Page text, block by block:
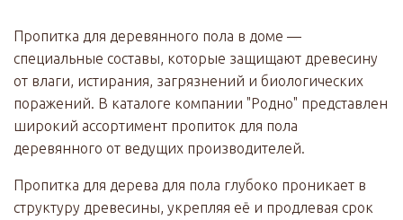
Пропитка для деревянного пола в доме —
специальные составы, которые защищают древесину
от влаги, истирания, загрязнений и биологических
поражений. В каталоге компании "Родно" представлен
широкий ассортимент пропиток для пола
деревянного от ведущих производителей.
Пропитка для дерева для пола глубоко проникает в
структуру древесины, укрепляя её и продлевая срок